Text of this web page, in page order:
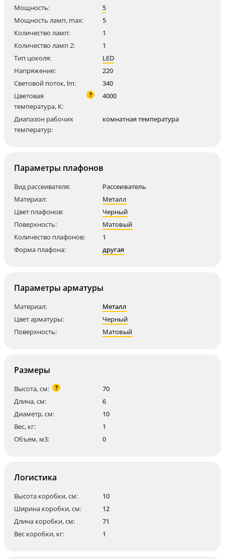
Мощность:
5
Мощность ламп, max:
5
Количество ламп:
1
Количество ламп 2:
1
Тип цоколя:
LED
Напряжение:
220
Световой поток, lm:
340
Цветовая
температура, K:
? 4000
Диапазон рабочих
температур:
комнатная температура
Параметры плафонов
Вид рассеивателя:
Рассеиватель
Материал:
Металл
Цвет плафонов:
Черный
Поверхность:
Матовый
Количество плафонов:
1
Форма плафона:
другая
Параметры арматуры
Материал:
Металл
Цвет арматуры:
Черный
Поверхность:
Матовый
Размеры
Высота, см: ?
70
Длина, см:
6
Диаметр, см:
10
Вес, кг:
1
Объем, м3:
0
Логистика
Высота коробки, см:
10
Ширина коробки, см:
12
Длина коробки, см:
71
Вес коробки, кг:
1